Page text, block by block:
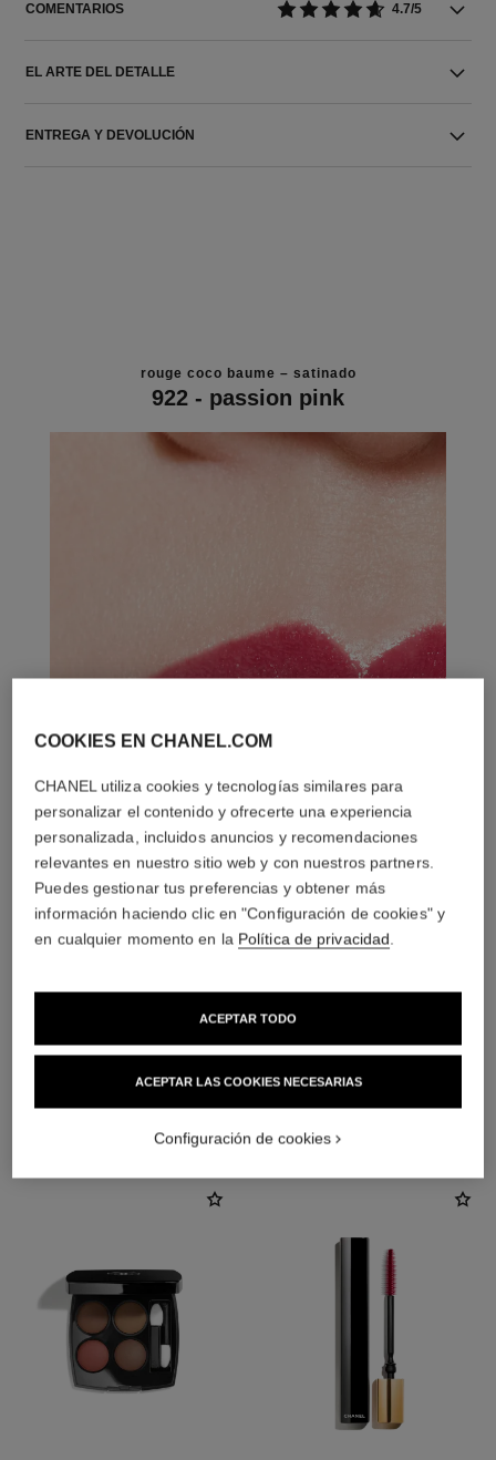
COMENTARIOS 4.7/5
EL ARTE DEL DETALLE
ENTREGA Y DEVOLUCIÓN
rouge coco baume – satinado
922 - passion pink
LA COMBINACIÓN PERFECTA
COOKIES EN CHANEL.COM
CHANEL utiliza cookies y tecnologías similares para
personalizar el contenido y ofrecerte una experiencia
personalizada, incluidos anuncios y recomendaciones
relevantes en nuestro sitio web y con nuestros partners.
Puedes gestionar tus preferencias y obtener más
información haciendo clic en "Configuración de cookies" y
en cualquier momento en la Política de privacidad
ACEPTAR LAS COOKIES NECESARIAS
ACEPTAR TODO
Configuración de cookies